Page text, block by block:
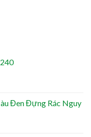
Đen Đựng Rác Nguy